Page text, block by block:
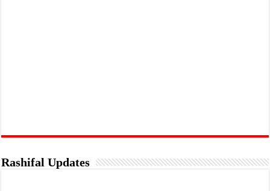
Rashifal Updates